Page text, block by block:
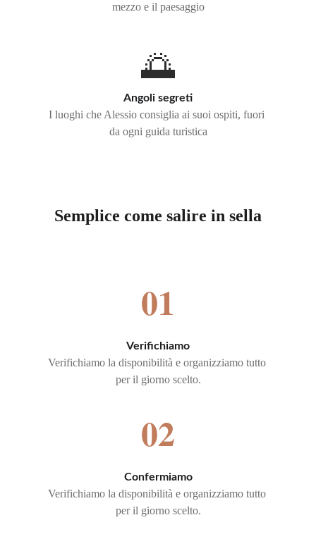
mezzo e il paesaggio
Angoli segreti
I luoghi che Alessio consiglia ai suoi ospiti, fuori
da ogni guida turistica
🌅
Semplice come salire in sella
01
Verifichiamo
Verifichiamo la disponibilità e organizziamo tutto
per il giorno scelto.
Confermiamo
Verifichiamo la disponibilità e organizziamo tutto
per il giorno scelto.
02